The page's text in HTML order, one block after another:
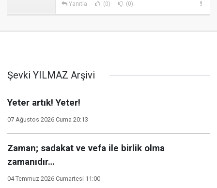
Yanıtla (0) (0)
Şevki YILMAZ Arşivi
Yeter artık! Yeter!
07 Ağustos 2026 Cuma 20:13
Zaman; sadakat ve vefa ile birlik olma
zamanıdır…
04 Temmuz 2026 Cumartesi 11:00